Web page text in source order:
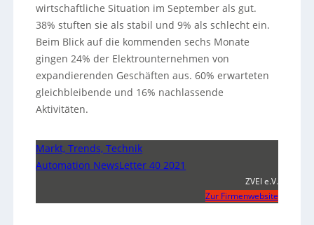
wirtschaftliche Situation im September als gut.
38% stuften sie als stabil und 9% als schlecht ein.
Beim Blick auf die kommenden sechs Monate
gingen 24% der Elektrounternehmen von
expandierenden Geschäften aus. 60% erwarteten
gleichbleibende und 16% nachlassende
Aktivitäten.
Markt, Trends, Technik
Automation NewsLetter 40 2021
ZVEI e.V.
Zur Firmenwebsite